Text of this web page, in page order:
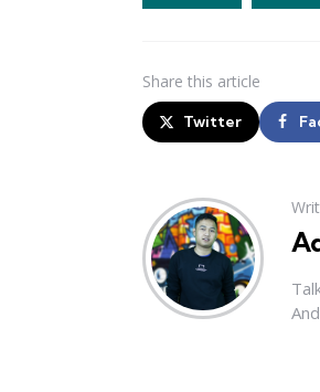
Share this article
Twitter